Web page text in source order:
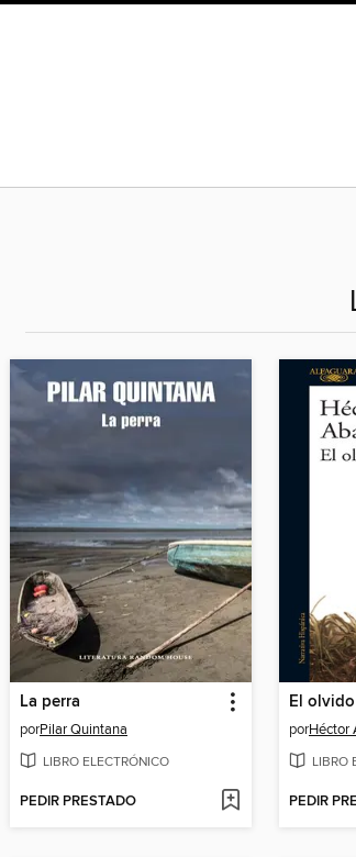
La perra
porPilar Quintana
LIBRO ELECTRÓNICO
PEDIR PRESTADO
El
porHéctor
LIBRO
PEDIR